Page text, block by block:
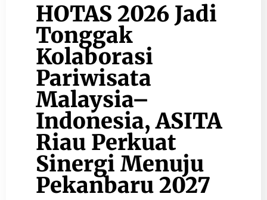
HOTAS 2026 Jadi
Tonggak
Kolaborasi
Pariwisata
Malaysia–
Indonesia, ASITA
Riau Perkuat
Sinergi Menuju
Pekanbaru 2027